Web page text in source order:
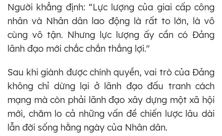
Người khẳng định: “Lực lượng của giai cấp công
nhân và Nhân dân lao động là rất to lớn, là vô
cùng vô tận. Nhưng lực lượng ấy cần có Đảng
lãnh đạo mới chắc chắn thắng lợi."
Sau khi giành được chính quyền, vai trò của Đảng
không chỉ dừng lại ở lãnh đạo đấu tranh cách
mạng mà còn phải lãnh đạo xây dựng một xã hội
mới, chăm lo cả những vấn đề chiến lược lâu dài
lẫn đời sống hằng ngày của Nhân dân.